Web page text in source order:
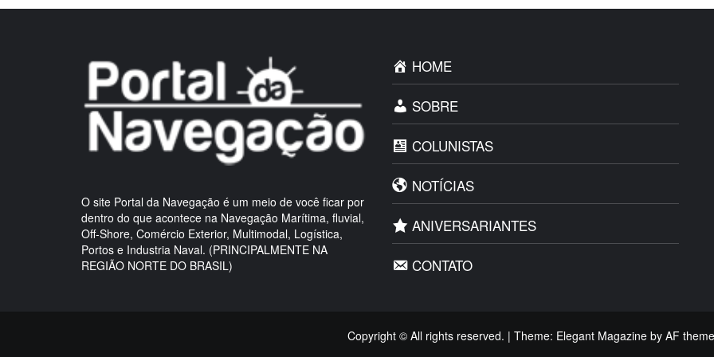
O site Portal da Navegação é um meio de você ficar por
dentro do que acontece na Navegação Marítima, fluvial,
Off-Shore, Comércio Exterior, Multimodal, Logística,
Portos e Industria Naval. (PRINCIPALMENTE NA
REGIÃO NORTE DO BRASIL)
HOME
SOBRE
COLUNISTAS
NOTÍCIAS
ANIVERSARIANTES
CONTATO
Copyright © All rights reserved. | Theme: Elegant Magazine by AF